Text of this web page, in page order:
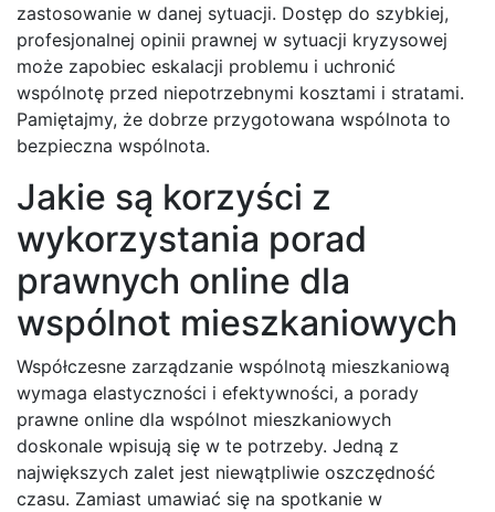
zastosowanie w danej sytuacji. Dostęp do szybkiej,
profesjonalnej opinii prawnej w sytuacji kryzysowej
może zapobiec eskalacji problemu i uchronić
wspólnotę przed niepotrzebnymi kosztami i stratami.
Pamiętajmy, że dobrze przygotowana wspólnota to
bezpieczna wspólnota.
Jakie są korzyści z
wykorzystania porad
prawnych online dla
wspólnot mieszkaniowych
Współczesne zarządzanie wspólnotą mieszkaniową
wymaga elastyczności i efektywności, a porady
prawne online dla wspólnot mieszkaniowych
doskonale wpisują się w te potrzeby. Jedną z
największych zalet jest niewątpliwie oszczędność
czasu. Zamiast umawiać się na spotkanie w